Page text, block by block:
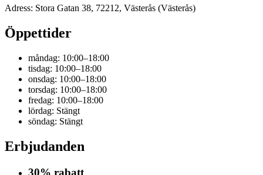
Adress: Stora Gatan 38, 72212, Västerås (Västerås)
Öppettider
måndag: 10:00–18:00
tisdag: 10:00–18:00
onsdag: 10:00–18:00
torsdag: 10:00–18:00
fredag: 10:00–18:00
lördag: Stängt
söndag: Stängt
Erbjudanden
30% rabatt